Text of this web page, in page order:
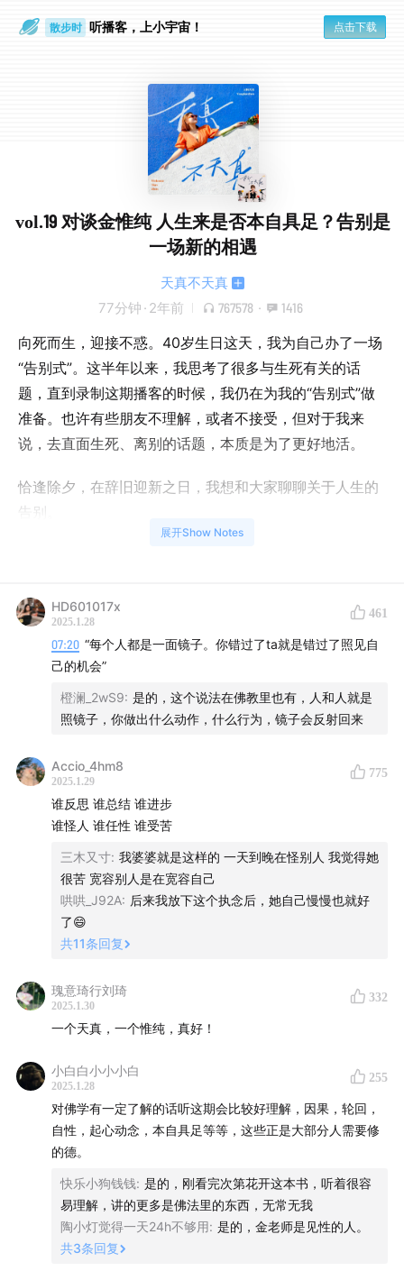
通勤路上 听播客，上小宇宙！ 点击下载
vol.19 对谈金惟纯 人生来是否本自具足？告别是
一场新的相遇
天真不天真
77分钟 · 2年前 767578 · 1416
向死而生，迎接不惑。40岁生日这天，我为自己办了一场
“告别式”。这半年以来，我思考了很多与生死有关的话
题，直到录制这期播客的时候，我仍在为我的“告别式”做
准备。也许有些朋友不理解，或者不接受，但对于我来
说，去直面生死、离别的话题，本质是为了更好地活。
恰逢除夕，在辞旧迎新之日，我想和大家聊聊关于人生的
告别。
有了更深层次的理解。这期内容可能有点“玄”，但未来的
人生中，如果大家在某个瞬间感到迷茫，希望我们的探讨
能为大家提供新的解法与启发。
新的一年，我希望告别过往的自己，迎新而生。不变的
是，我对自己的人生还是保持着很高的要求。就像健美生
或者轻易妥协，始终秉持坚守百年，品质入微的理念，用
起来也很安心。
牌健美生也为我的播客听友们带来了新年祝福。1月28日
至2月4日，上京东搜索健美生海外旗舰店，联系客服并备
注「天真不天真」就可以领取健美生送出的新年专属优
最后，祝大家除夕快乐。我的播客《天真不天真》在豆瓣
也入驻开始更新啦，欢迎大家关注。
告别式的意义，是下决心为人生做一个清理；
探讨「死亡」，为了更好地活；
死亡是人生必然面对的无常；
人生的每一个当下，唯有「不错过」；
展开Show Notes
HD601017x
2025.1.28
461
07:20 “每个人都是一面镜子。你错过了ta就是错过了照见自
己的机会”
橙澜_2wS9: 是的，这个说法在佛教里也有，人和人就是
照镜子，你做出什么动作，什么行为，镜子会反射回来
Accio_4hm8
2025.1.29
775
谁反思 谁总结 谁进步
谁怪人 谁任性 谁受苦
三木又寸: 我婆婆就是这样的 一天到晚在怪别人 我觉得她
很苦 宽容别人是在宽容自己
哄哄_J92A: 后来我放下这个执念后，她自己慢慢也就好
了😄
共11条回复
瑰意琦行刘琦
2025.1.30
332
一个天真，一个惟纯，真好！
小白白小小小白
2025.1.28
255
对佛学有一定了解的话听这期会比较好理解，因果，轮回，
自性，起心动念，本自具足等等，这些正是大部分人需要修
的德。
快乐小狗钱钱: 是的，刚看完次第花开这本书，听着很容
易理解，讲的更多是佛法里的东西，无常无我
陶小灯觉得一天24h不够用: 是的，金老师是见性的人。
共3条回复